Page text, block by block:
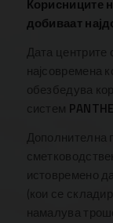
Корисниците
добиваат
Дата
најсовремена
обезбедува
систем
Дополнителна
истовремено
(кои се
намалува